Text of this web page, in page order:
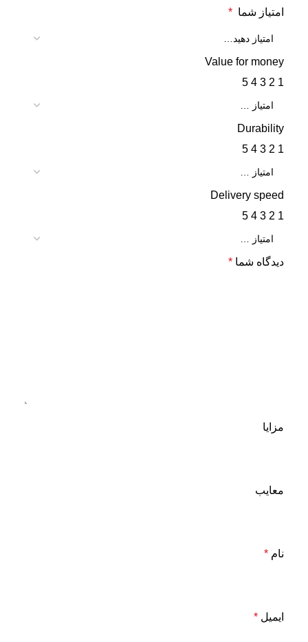
امتیاز شما *
Value for money
1
2
3
4
5
Durability
1
2
3
4
5
Delivery speed
1
2
3
4
5
دیدگاه شما *
مزایا
معایب
نام *
ایمیل *